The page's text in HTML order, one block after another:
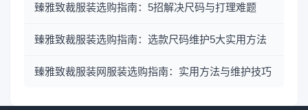
臻雅致裁服装选购指南：5招解决尺码与打理难题
臻雅致裁服装选购指南：选款尺码维护5大实用方法
臻雅致裁服装网服装选购指南：实用方法与维护技巧